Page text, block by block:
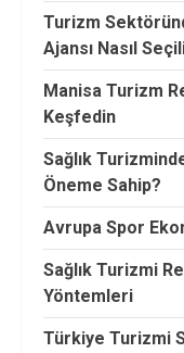
Turizm
Ajansı Nasıl
Manisa Turizm
Keşfedin
Sağlık
Öneme Sahip?
Avrupa Spor
Sağlık Turizmi
Yöntemleri
Türkiye Turizmi